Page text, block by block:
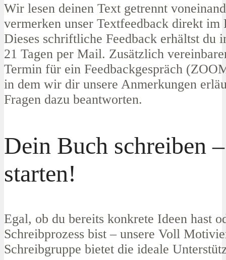
Wir lesen deinen Text getrennt
vermerken unser Textfeedback direkt im
Dieses schriftliche Feedback erhältst du
21 Tagen per Mail. Zusätzlich
Termin für ein Feedbackgespräch
in dem wir dir unsere Anmerkungen
Fragen dazu beantworten.
Dein Buch schreiben
starten!
Egal, ob du bereits konkrete Ideen hast
Schreibprozess bist – unsere Voll
Schreibgruppe bietet die ideale